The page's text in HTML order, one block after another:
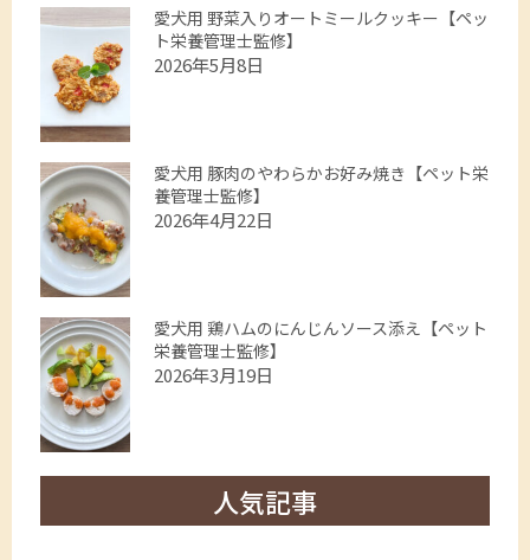
愛犬用 野菜入りオートミールクッキー【ペッ
ト栄養管理士監修】
2026年5月8日
愛犬用 豚肉のやわらかお好み焼き【ペット栄
養管理士監修】
2026年4月22日
愛犬用 鶏ハムのにんじんソース添え【ペット
栄養管理士監修】
2026年3月19日
人気記事